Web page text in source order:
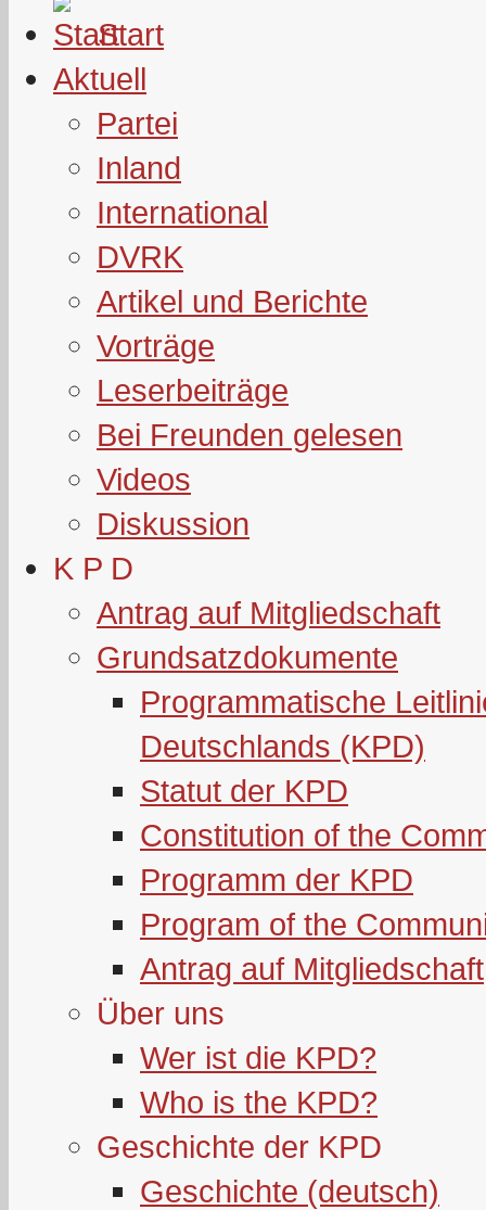
Start
Aktuell
Partei
Inland
International
DVRK
Artikel und Berichte
Vorträge
Leserbeiträge
Bei Freunden gelesen
Videos
Diskussion
K P D
Antrag auf Mitgliedschaft
Grundsatzdokumente
Programmatische
Deutschlands (KPD)
Statut der KPD
Constitution of the
Programm der KPD
Program of the
Antrag auf Mitgliedschaft
Über uns
Wer ist die KPD?
Who is the KPD?
Geschichte der KPD
Geschichte (deutsch)